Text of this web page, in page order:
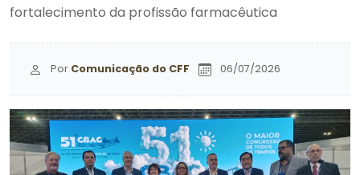
fortalecimento da profissão farmacêutica
Por Comunicação do CFF 06/07/2026